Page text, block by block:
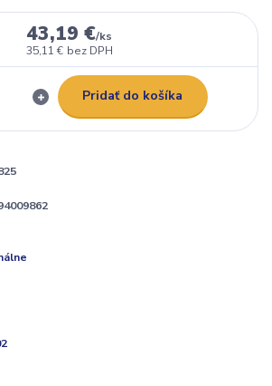
43,19 €/ks
35,11 € bez DPH
Pridať do košíka